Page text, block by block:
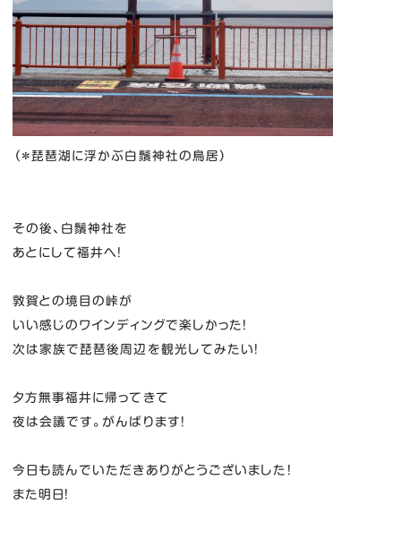
（＊琵琶湖に浮かぶ白鬚神社の鳥居）
その後、白鬚神社を
あとにして福井へ！
敦賀との境目の峠が
いい感じのワインディングで楽しかった！
次は家族で琵琶後周辺を観光してみたい！
夕方無事福井に帰ってきて
夜は会議です。がんばります！
今日も読んでいただきありがとうございました！
また明日！